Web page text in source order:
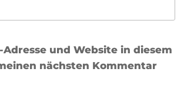
Adresse und Website in diesem
nächsten Kommentar